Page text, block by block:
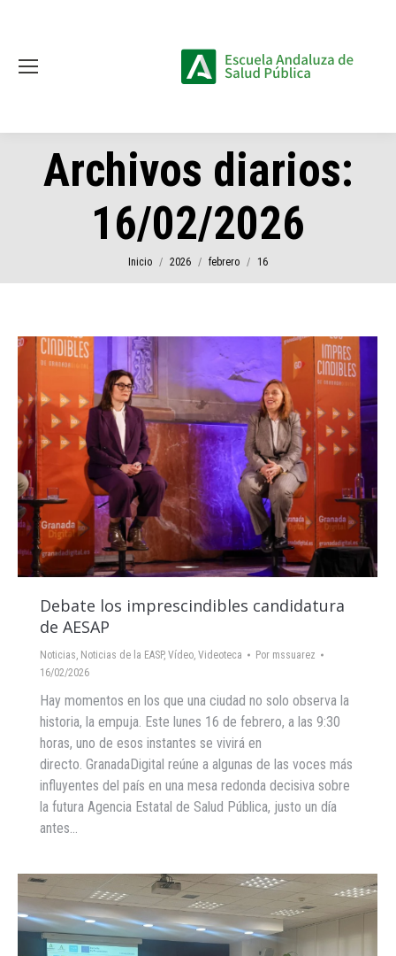
Archivos diarios:
16/02/2026
Estás aquí:
Inicio 2026 febrero 16
Debate los imprescindibles candidatura
de AESAP
Noticias Noticias de la EASP, Vídeo Videoteca Por mssuarez
16/02/2026
Hay momentos en los que una ciudad no solo observa la
historia, la empuja. Este lunes 16 de febrero, a las 9:30
horas, uno de esos instantes se vivirá en
directo. GranadaDigital reúne a algunas de las voces más
influyentes del país en una mesa redonda decisiva sobre
la futura Agencia Estatal de Salud Pública, justo un día
antes…